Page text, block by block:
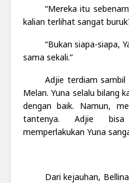
“Mereka itu
kalian terlihat sangat
“Bukan siapa-siapa,
sama sekali.”
Adjie terdiam
Melan. Yuna selalu bilang
dengan baik. Namun,
tantenya. Adjie
memperlakukan Yuna
Dari kejauhan,